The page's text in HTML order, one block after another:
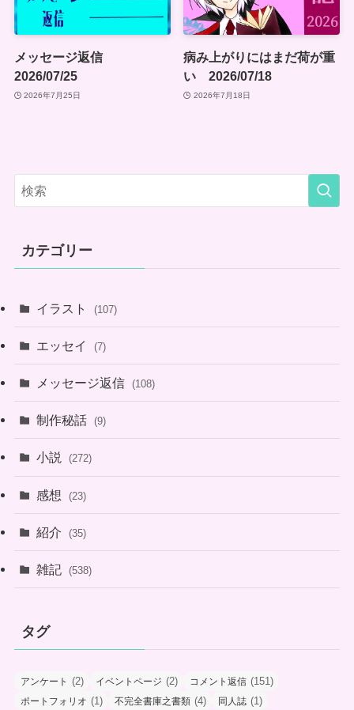
メッセージ返信
2026/07/25
2026年7月25日
病み上がりにはまだ荷が重
い 2026/07/18
2026年7月18日
カテゴリー
イラスト (107)
エッセイ (7)
メッセージ返信 (108)
制作秘話 (9)
小説 (272)
感想 (23)
紹介 (35)
雑記 (538)
タグ
アンケート (2) イベントページ (2) コメント返信 (151)
ポートフォリオ (1) 不完全書庫之書類 (4) 同人誌 (1)